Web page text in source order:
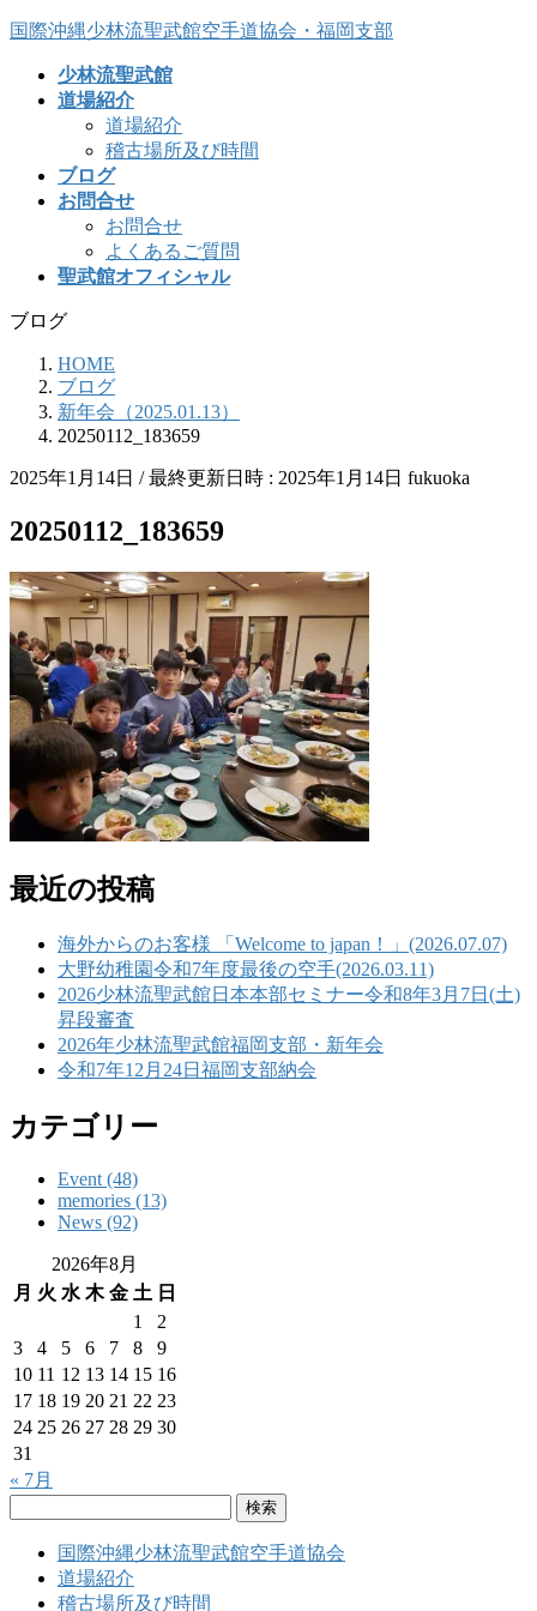
コ
ナ
国際沖縄少林流聖武館空手道協会・福岡支部
少林流聖武館
道場紹介
道場紹介
稽古場所及び時間
ブログ
お問合せ
お問合せ
よくあるご質問
聖武館オフィシャル
ブログ
HOME
ブログ
新年会（2025.01.13）
20250112_183659
2025年1月14日 / 最終更新日時 : 2025年1月14日 fukuoka
20250112_183659
最近の投稿
海外からのお客様 「Welcome to japan！」(2026.07.07)
大野幼稚園令和7年度最後の空手(2026.03.11)
2026少林流聖武館日本本部セミナー令和8年3月7日(土)
昇段審査
2026年少林流聖武館福岡支部・新年会
令和7年12月24日福岡支部納会
カテゴリー
Event (48)
memories (13)
News (92)
2026年8月
月 火 水 木 金 土 日
1
2
3
4 5 6 7 8
9
10 11 12 13 14 15 16
17 18 19 20 21 22 23
24 25 26 27 28 29 30
31
« 7月
国際沖縄少林流聖武館空手道協会
道場紹介
稽古場所及び時間